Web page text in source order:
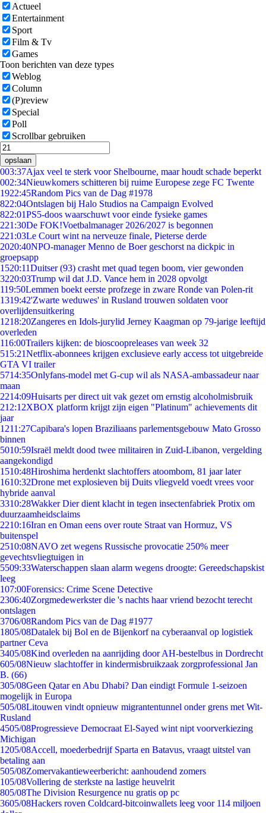
Actueel
Entertainment
Sport
Film & Tv
Games
Toon berichten van deze types
Weblog
Column
(P)review
Special
Poll
Scrollbar gebruiken
opslaan
003:37Ajax veel te sterk voor Shelbourne, maar houdt schade beperkt
002:34Nieuwkomers schitteren bij ruime Europese zege FC Twente
1922:45Random Pics van de Dag #1978
822:04Ontslagen bij Halo Studios na Campaign Evolved
822:01PS5-doos waarschuwt voor einde fysieke games
221:30De FOK!Voetbalmanager 2026/2027 is begonnen
221:03Le Court wint na nerveuze finale, Pieterse derde
2020:40NPO-manager Menno de Boer geschorst na dickpic in
groepsapp
1520:11Duitser (93) crasht met quad tegen boom, vier gewonden
3220:03Trump wil dat J.D. Vance hem in 2028 opvolgt
119:50Lemmen boekt eerste profzege in zware Ronde van Polen-rit
1319:42'Zwarte weduwes' in Rusland trouwen soldaten voor
overlijdensuitkering
1218:20Zangeres en Idols-jurylid Jerney Kaagman op 79-jarige leeftijd
overleden
116:00Trailers kijken: de bioscoopreleases van week 32
515:21Netflix-abonnees krijgen exclusieve early access tot uitgebreide
GTA VI trailer
5714:35Onlyfans-model met G-cup wil als NASA-ambassadeur naar
maan
2214:09Huisarts per direct uit vak gezet om ernstig alcoholmisbruik
212:12XBOX platform krijgt zijn eigen "Platinum" achievements dit
jaar
1211:27Capibara's lopen Braziliaans parlementsgebouw Mato Grosso
binnen
5010:59Israël meldt dood twee militairen in Zuid-Libanon, vergelding
aangekondigd
1510:48Hiroshima herdenkt slachtoffers atoombom, 81 jaar later
1610:32Drone met explosieven bij Duits vliegveld voedt vrees voor
hybride aanval
3310:28Wakker Dier dient klacht in tegen insectenfabriek Protix om
duurzaamheidsclaims
2210:16Iran en Oman eens over route Straat van Hormuz, VS
buitenspel
2510:08NAVO zet wegens Russische provocatie 250% meer
gevechtsvliegtuigen in
5509:33Waterschappen slaan alarm wegens droogte: Gereedschapskist
leeg
107:00Forensics: Crime Scene Detective
2306:40Zorgmedewerkster die 's nachts haar vriend bezocht terecht
ontslagen
3706/08Random Pics van de Dag #1977
1805/08Datalek bij Bol en de Bijenkorf na cyberaanval op logistiek
partner Ceva
3405/08Kind overleden na aanrijding door AH-bestelbus in Dordrecht
605/08Nieuw slachtoffer in kindermisbruikzaak zorgprofessional Jan
B. (66)
305/08Geen Qatar en Abu Dhabi? Dan eindigt Formule 1-seizoen
mogelijk in Europa
505/08Litouwen vindt opnieuw migrantentunnel onder grens met Wit-
Rusland
4505/08Progressieve Democraat El-Sayed wint nipt voorverkiezing
Michigan
1205/08Accell, moederbedrijf Sparta en Batavus, vraagt uitstel van
betaling aan
505/08Zomervakantieweerbericht: aanhoudend zomers
105/08Vollering de sterkste na lastige heuvelrit
805/08The Division Resurgence nu gratis op pc
3605/08Hackers roven Coldcard-bitcoinwallets leeg voor 114 miljoen